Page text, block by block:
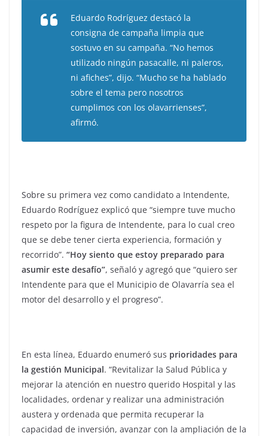
Eduardo Rodríguez destacó la
consigna de campaña limpia que
sostuvo en su campaña. “No hemos
utilizado ningún pasacalle, ni paleros,
ni afiches”, dijo. “Mucho se ha hablado
sobre el tema pero nosotros
cumplimos con los olavarrienses”,
afirmó.
Sobre su primera vez como candidato a Intendente,
Eduardo Rodríguez explicó que “siempre tuve mucho
respeto por la figura de Intendente, para lo cual creo
que se debe tener cierta experiencia, formación y
recorrido”. “Hoy siento que estoy preparado para
asumir este desafío”, señaló y agregó que “quiero ser
Intendente para que el Municipio de Olavarría sea el
motor del desarrollo y el progreso”.
En esta línea, Eduardo enumeró sus prioridades para
la gestión Municipal. “Revitalizar la Salud Pública y
mejorar la atención en nuestro querido Hospital y las
localidades, ordenar y realizar una administración
austera y ordenada que permita recuperar la
capacidad de inversión, avanzar con la ampliación de la